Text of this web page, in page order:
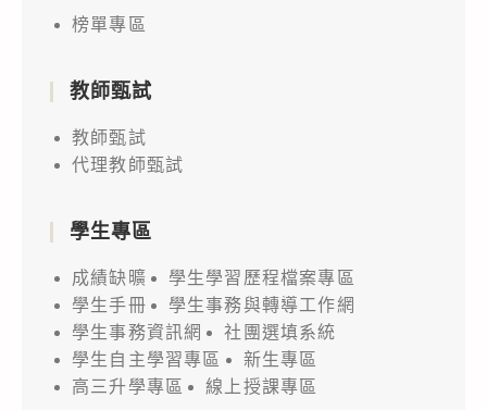
榜單專區
教師甄試
教師甄試
代理教師甄試
學生專區
成績缺曠
學生學習歷程檔案專區
學生手冊
學生事務與轉導工作網
學生事務資訊網
社團選填系統
學生自主學習專區
新生專區
高三升學專區
線上授課專區